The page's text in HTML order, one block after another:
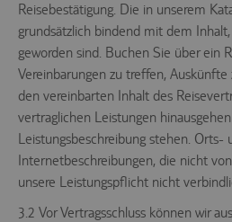
Reisebestätigung. Die in unserem
grundsätzlich bindend mit dem
geworden sind. Buchen Sie über ein
Vereinbarungen zu treffen,
den vereinbarten Inhalt des
vertraglichen Leistungen
Leistungsbeschreibung stehen. Orts-
Internetbeschreibungen, die nicht
unsere Leistungspflicht nicht
3.2 Vor Vertragsschluss können wir